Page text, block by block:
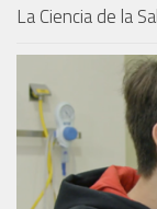
La Ciencia de la